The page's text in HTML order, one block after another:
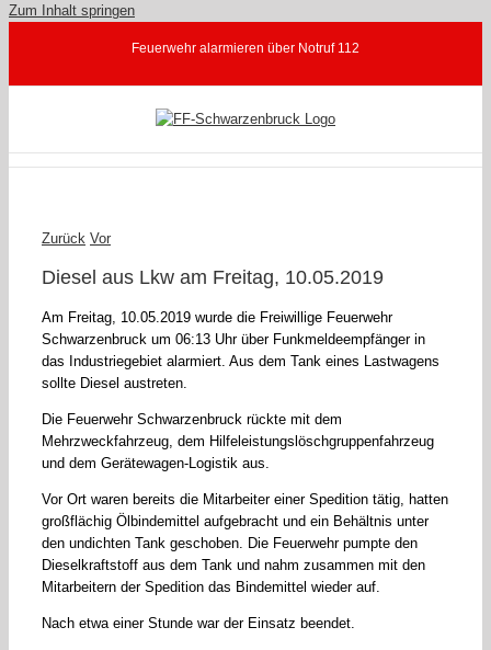
Zum Inhalt springen
Feuerwehr alarmieren über Notruf 112
Zurück Vor
Diesel aus Lkw am Freitag, 10.05.2019
Am Freitag, 10.05.2019 wurde die Freiwillige Feuerwehr
Schwarzenbruck um 06:13 Uhr über Funkmeldeempfänger in
das Industriegebiet alarmiert. Aus dem Tank eines Lastwagens
sollte Diesel austreten.
Die Feuerwehr Schwarzenbruck rückte mit dem
Mehrzweckfahrzeug, dem Hilfeleistungslöschgruppenfahrzeug
und dem Gerätewagen-Logistik aus.
Vor Ort waren bereits die Mitarbeiter einer Spedition tätig, hatten
großflächig Ölbindemittel aufgebracht und ein Behältnis unter
den undichten Tank geschoben. Die Feuerwehr pumpte den
Dieselkraftstoff aus dem Tank und nahm zusammen mit den
Mitarbeitern der Spedition das Bindemittel wieder auf.
Nach etwa einer Stunde war der Einsatz beendet.